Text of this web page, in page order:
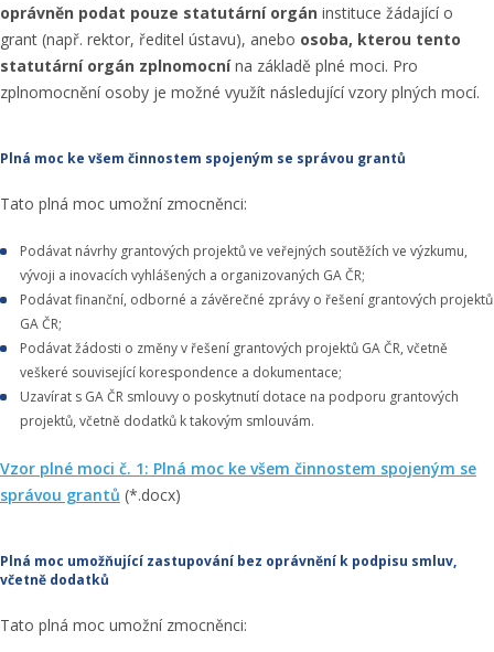
oprávněn podat pouze statutární orgán instituce žádající o
grant (např. rektor, ředitel ústavu), anebo osoba, kterou tento
statutární orgán zplnomocnína základě plné moci. Pro
zplnomocnění osoby je možné využít následující vzory plných mocí.
Plná moc ke všem činnostem spojeným se správou grantů
Tato plná moc umožní zmocněnci:
Podávat návrhy grantových projektů ve veřejných soutěžích ve výzkumu,
vývoji a inovacích vyhlášených a organizovaných GA ČR;
Podávat finanční, odborné a závěrečné zprávy o řešení grantových projektů
GA ČR;
Podávat žádosti o změny v řešení grantových projektů GA ČR, včetně
veškeré související korespondence a dokumentace;
Uzavírat s GA ČR smlouvy o poskytnutí dotace na podporu grantových
projektů, včetně dodatků k takovým smlouvám.
Vzor plné moci č. 1: Plná moc ke všem činnostem spojeným se
správou grantů (*.docx)
Plná moc umožňující zastupování bez oprávnění k podpisu smluv,
včetně dodatků
Tato plná moc umožní zmocněnci: